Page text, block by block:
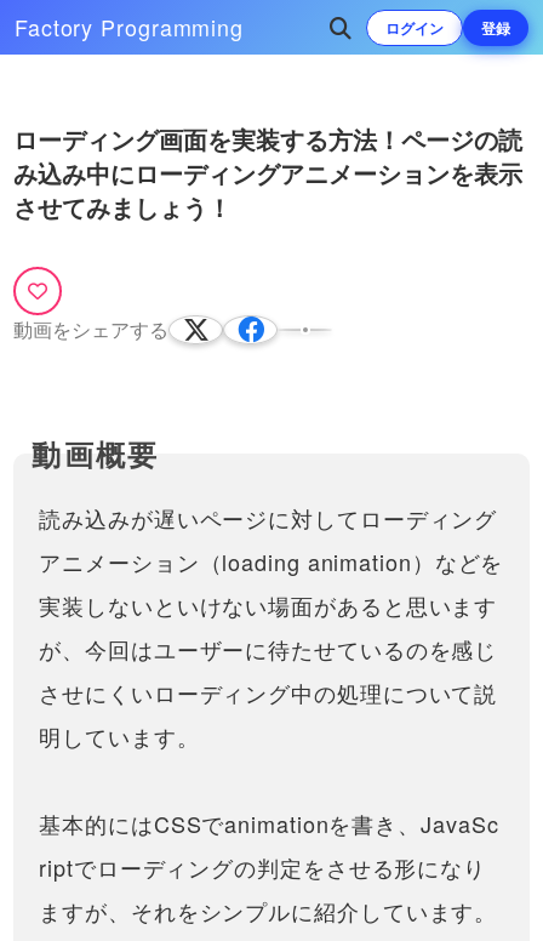
Factory Programming ログイン 登録
Play
Video
次によく再生されている動画
最新版！初心者向け！JavaScript
ら実装するのは困難を極めるので、
今回紹介するようなJSのスラ…
させる方法と、そのバリエーショ
ン・考え方を紹介！かっこいい
29:06
ーンは色々とありますが、今回は文
字を使ったいくつかのパターンを実
装してみましょう。アイディア次第
で色々な形にできますので、この動
画で基本的な考え方を学びましょ
う。JS…
ローディング画面を実装する方法！ページの読
み込み中にローディングアニメーションを表示
させてみましょう！
動画をシェアする
読み込みが遅いページに対してローディング
アニメーション（loading animation）などを
実装しないといけない場面があると思います
が、今回はユーザーに待たせているのを感じ
させにくいローディング中の処理について説
明しています。
基本的にはCSSでanimationを書き、JavaSc
riptでローディングの判定をさせる形になり
ますが、それをシンプルに紹介しています。